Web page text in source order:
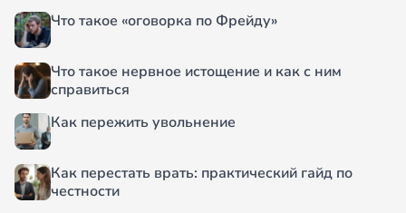
Что такое «оговорка по Фрейду»
Что такое нервное истощение и как с ним
справиться
Как пережить увольнение
Как перестать врать: практический гайд по
честности